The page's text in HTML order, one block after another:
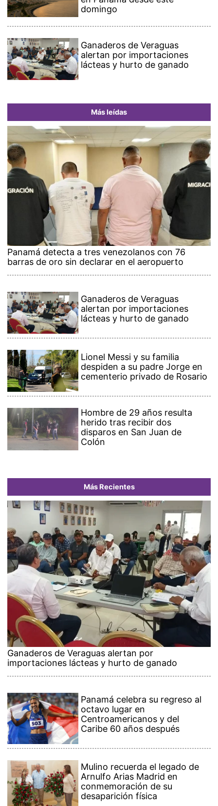
domingo
Ganaderos de Veraguas
alertan por importaciones
lácteas y hurto de ganado
Más leídas
Panamá detecta a tres venezolanos con 76
barras de oro sin declarar en el aeropuerto
Ganaderos de Veraguas
alertan por importaciones
lácteas y hurto de ganado
Lionel Messi y su familia
despiden a su padre Jorge en
cementerio privado de Rosario
Hombre de 29 años resulta
herido tras recibir dos
disparos en San Juan de
Colón
Más Recientes
Ganaderos de Veraguas alertan por
importaciones lácteas y hurto de ganado
Panamá celebra su regreso al
octavo lugar en
Centroamericanos y del
Caribe 60 años después
Mulino recuerda el legado de
Arnulfo Arias Madrid en
conmemoración de su
desaparición física